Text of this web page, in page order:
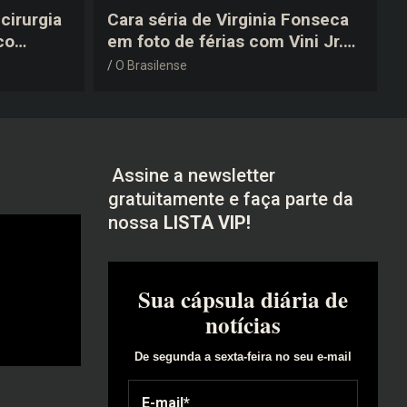
a
Cara séria de Virginia Fonseca
em foto de férias com Vini Jr.
vira piada na web: “Não
O Brasilense
Assine a newsletter
gratuitamente e faça parte da
nossa LISTA VIP!
Sua cápsula diária de
notícias
De segunda a sexta-feira no seu e-mail